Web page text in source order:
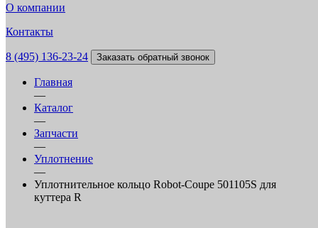
О компании
Контакты
8 (495) 136-23-24 Заказать обратный звонок
Главная
—
Каталог
—
Запчасти
—
Уплотнение
—
Уплотнительное кольцо Robot-Coupe 501105S для
куттера R